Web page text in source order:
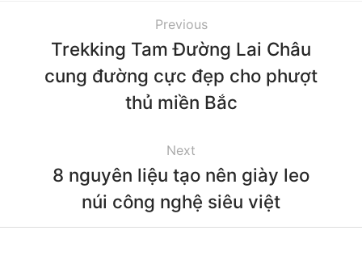
Previous
Trekking Tam Đường Lai Châu
cung đường cực đẹp cho phượt
thủ miền Bắc
Next
8 nguyên liệu tạo nên giày leo
núi công nghệ siêu việt